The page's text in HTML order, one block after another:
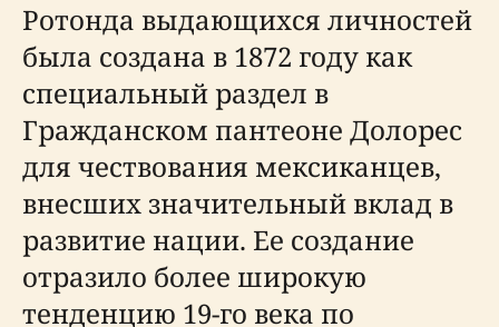
Ротонда выдающихся личностей
была создана в 1872 году как
специальный раздел в
Гражданском пантеоне Долорес
для чествования мексиканцев,
внесших значительный вклад в
развитие нации. Ее создание
отразило более широкую
тенденцию 19-го века по